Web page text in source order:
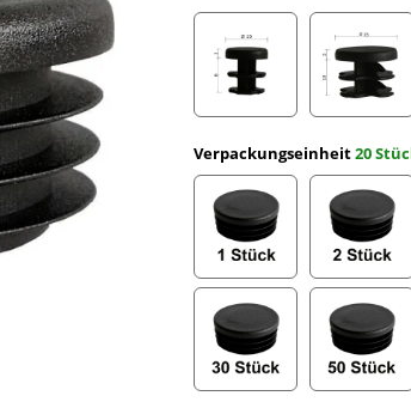
Verpackungseinheit20
1 Stück 2 Stück